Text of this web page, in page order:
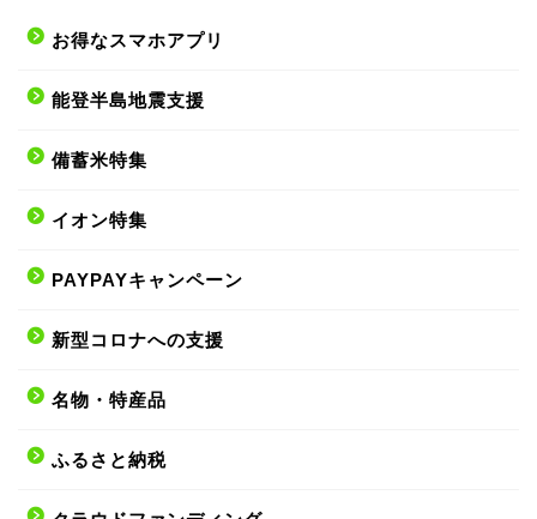
お得なスマホアプリ
能登半島地震支援
備蓄米特集
イオン特集
PAYPAYキャンペーン
新型コロナへの支援
名物・特産品
ふるさと納税